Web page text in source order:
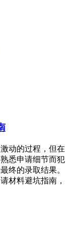
动的过程，但在
悉申请细节而犯
终的录取结果。
材料避坑指南，